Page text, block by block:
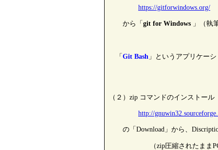
https://gitforwindows.org/
から「 git for Windows 」（執
「 Git Bash 」というアプリケー
（２）zip コマンドのインストール
http://
の「Download」から、
（zip圧縮されたままPCにダ